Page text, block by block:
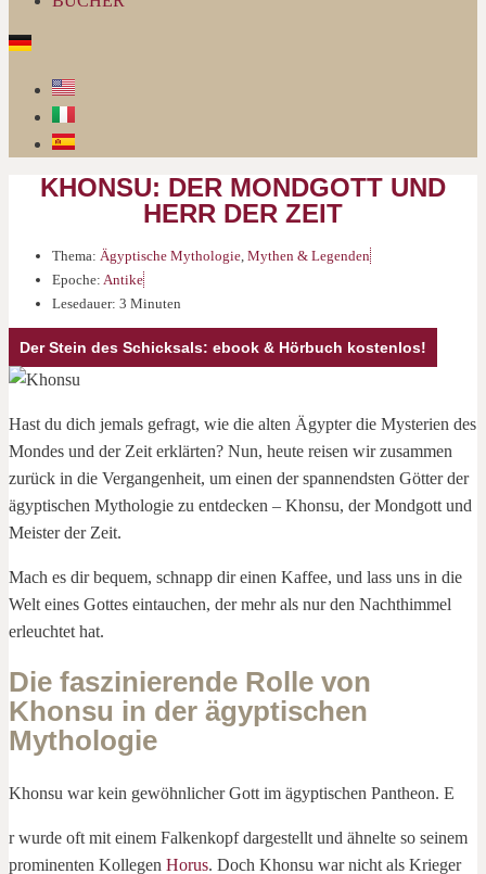
KHONSU: DER MONDGOTT UND
HERR DER ZEIT
Thema: Ägyptische Mythologie, Mythen & Legenden
Epoche: Antike
Lesedauer: 3 Minuten
Der Stein des Schicksals: ebook & Hörbuch kostenlos!
Hast du dich jemals gefragt, wie die alten Ägypter die Mysterien des
Mondes und der Zeit erklärten? Nun, heute reisen wir zusammen
zurück in die Vergangenheit, um einen der spannendsten Götter der
ägyptischen Mythologie zu entdecken – Khonsu, der Mondgott und
Meister der Zeit.
Mach es dir bequem, schnapp dir einen Kaffee, und lass uns in die
Welt eines Gottes eintauchen, der mehr als nur den Nachthimmel
erleuchtet hat.
Die faszinierende Rolle von
Khonsu in der ägyptischen
Mythologie
Khonsu war kein gewöhnlicher Gott im ägyptischen Pantheon. E
r wurde oft mit einem Falkenkopf dargestellt und ähnelte so seinem
prominenten Kollegen Horus. Doch Khonsu war nicht als Krieger